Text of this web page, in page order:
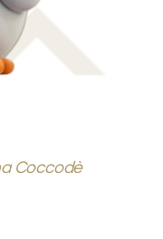
Coccodè